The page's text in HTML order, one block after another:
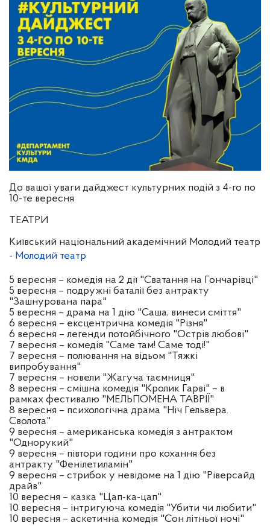
До вашої уваги дайджест культурних подій з 4-го по
10-те вересня
ТЕАТРИ
Київський національний академічний Молодий театр
- Молодий театр
5 вересня – комедія на 2 дії "Сватання на Гончарівці"
5 вересня – подружні баталії без антракту
"Зашнурована пара"
5 вересня – драма на 1 дію "Саша, винеси сміття"
6 вересня – ексцентрична комедія "Різня"
6 вересня – легенди потойбічного "Острів любові"
7 вересня – комедія "Саме там! Саме тоді!"
7 вересня – полювання на відьом "Тяжкі
випробування"
7 вересня – новели "Жагуча таємниця"
8 вересня – смішна комедія "Кролик Гарві" – в
рамках фестивалю "МЕЛЬПОМЕНА ТАВРІЇ"
8 вересня – психологічна драма "Ніч Гельвера.
Сволота"
9 вересня – американська комедія з антрактом
"Однорукий"
9 вересня – півтори години про кохання без
антракту "Фенілетиламін"
9 вересня – стрибок у невідоме на 1 дію "Ріверсайд
драйв"
10 вересня – казка "Цап-ка-цап"
10 вересня – інтригуюча комедія "Убити чи любити"
10 вересня – аскетична комедія "Сон літньої ночі"